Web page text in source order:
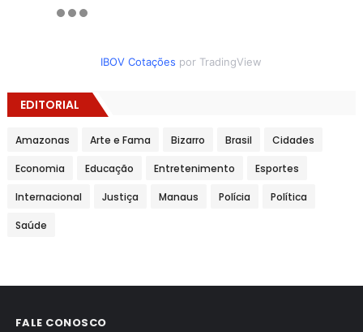
IBOV Cotações por TradingView
EDITORIAL
Amazonas Arte e Fama Bizarro Brasil Cidades
Economia Educação Entretenimento Esportes
Internacional Justiça Manaus Polícia Política
Saúde
FALE CONOSCO